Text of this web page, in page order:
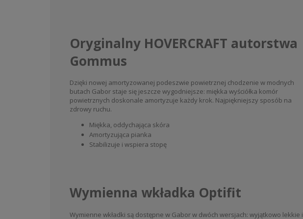
Oryginalny HOVERCRAFT autorstwa
Gommus
Dzięki nowej amortyzowanej podeszwie powietrznej chodzenie w modnych
butach Gabor staje się jeszcze wygodniejsze: miękka wyściółka komór
powietrznych doskonale amortyzuje każdy krok. Najpiękniejszy sposób na
zdrowy ruchu.
Miękka, oddychająca skóra
Amortyzująca pianka
Stabilizuje i wspiera stopę
Wymienna wkładka Optifit
Wymienne wkładki są dostępne w Gabor w dwóch wersjach: wyjątkowo lekkie i